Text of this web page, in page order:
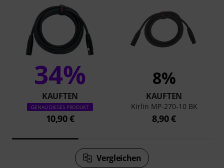
34%
KAUFTEN
GENAU DIESES PRODUKT
10,90 €
8%
KAUFTEN
Kirlin MP-270-10 BK
8,90 €
Vergleichen